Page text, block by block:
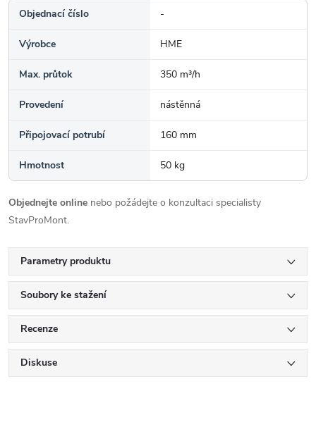
Objednací číslo -
Výrobce HME
Max. průtok 350 m³/h
Provedení nástěnná
Připojovací potrubí 160 mm
Hmotnost 50 kg
Objednejte online nebo požádejte o konzultaci specialisty
StavProMont.
Parametry produktu
Soubory ke stažení
Recenze
Diskuse